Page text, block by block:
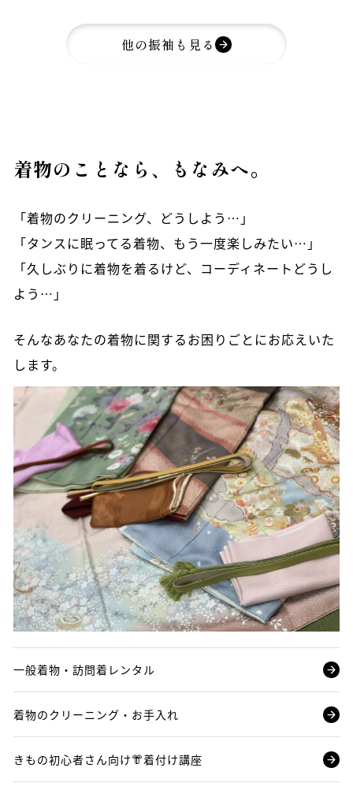
他の振袖も見る
着物のことなら、もなみへ。
「着物のクリーニング、どうしよう…」
「タンスに眠ってる着物、もう一度楽しみたい…」
「久しぶりに着物を着るけど、コーディネートどうし
よう…」
そんなあなたの着物に関するお困りごとにお応えいた
します。
一般着物・訪問着レンタル
着物のクリーニング・お手入れ
きもの初心者さん向け👘着付け講座